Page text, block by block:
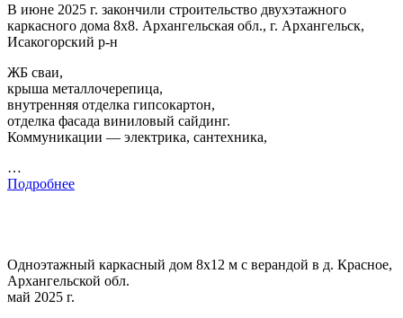
В июне 2025 г. закончили строительство двухэтажного
каркасного дома 8х8. Архангельская обл., г. Архангельск,
Исакогорский р-н
ЖБ сваи,
крыша металлочерепица,
внутренняя отделка гипсокартон,
отделка фасада виниловый сайдинг.
Коммуникации — электрика, сантехника,
…
Подробнее
Одноэтажный каркасный дом 8х12 м с верандой в д. Красное,
Архангельской обл.
май 2025 г.